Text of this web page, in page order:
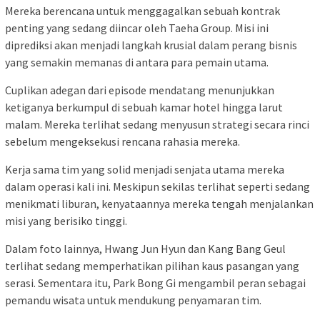
Mereka berencana untuk menggagalkan sebuah kontrak
penting yang sedang diincar oleh Taeha Group. Misi ini
diprediksi akan menjadi langkah krusial dalam perang bisnis
yang semakin memanas di antara para pemain utama.
Cuplikan adegan dari episode mendatang menunjukkan
ketiganya berkumpul di sebuah kamar hotel hingga larut
malam. Mereka terlihat sedang menyusun strategi secara rinci
sebelum mengeksekusi rencana rahasia mereka.
Kerja sama tim yang solid menjadi senjata utama mereka
dalam operasi kali ini. Meskipun sekilas terlihat seperti sedang
menikmati liburan, kenyataannya mereka tengah menjalankan
misi yang berisiko tinggi.
Dalam foto lainnya, Hwang Jun Hyun dan Kang Bang Geul
terlihat sedang memperhatikan pilihan kaus pasangan yang
serasi. Sementara itu, Park Bong Gi mengambil peran sebagai
pemandu wisata untuk mendukung penyamaran tim.